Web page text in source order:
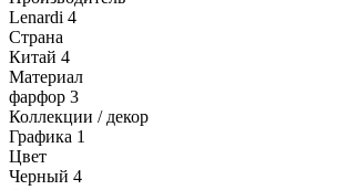
Lenardi 4
Страна
Китай 4
Материал
фарфор 3
Коллекции / декор
Графика 1
Цвет
Черный 4